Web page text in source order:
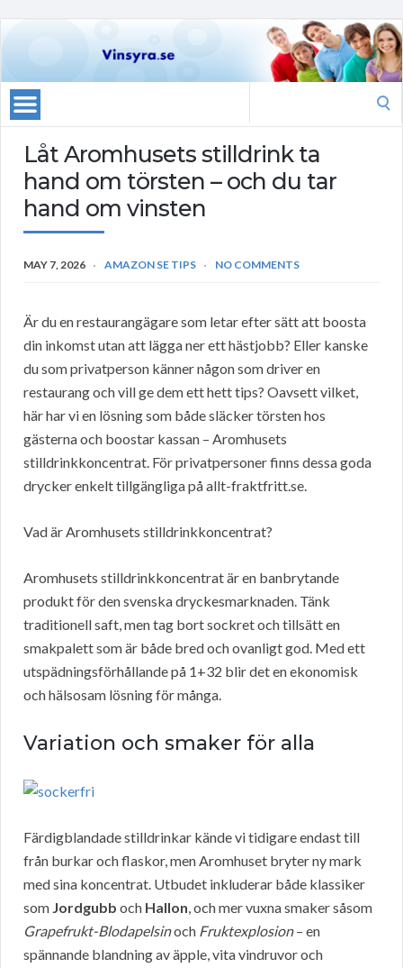
Låt Aromhusets stilldrink ta
hand om törsten – och du tar
hand om vinsten
MAY 7, 2026 AMAZON SE TIPS NO COMMENTS
Är du en restaurangägare som letar efter sätt att boosta
din inkomst utan att lägga ner ett hästjobb? Eller kanske
du som privatperson känner någon som driver en
restaurang och vill ge dem ett hett tips? Oavsett vilket,
här har vi en lösning som både släcker törsten hos
gästerna och boostar kassan – Aromhusets
stilldrinkkoncentrat. För privatpersoner finns dessa goda
drycker enkelt tillgängliga på allt-fraktfritt.se.
Vad är Aromhusets stilldrinkkoncentrat?
Aromhusets stilldrinkkoncentrat är en banbrytande
produkt för den svenska dryckesmarknaden. Tänk
traditionell saft, men tag bort sockret och tillsätt en
smakpalett som är både bred och ovanligt god. Med ett
utspädningsförhållande på 1+32 blir det en ekonomisk
och hälsosam lösning för många.
Variation och smaker för alla
Färdigblandade stilldrinkar kände vi tidigare endast till
från burkar och flaskor, men Aromhuset bryter ny mark
med sina koncentrat. Utbudet inkluderar både klassiker
som Jordgubb och Hallon, och mer vuxna smaker såsom
Grapefrukt-Blodapelsinoch Fruktexplosion– en
spännande blandning av äpple, vita vindruvor och